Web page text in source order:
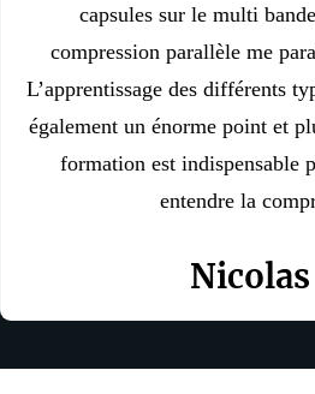
capsules sur le multi
compression parallèle me
L’apprentissage des différents
également un énorme point et
formation est indispensable
entendre la
Nicolas